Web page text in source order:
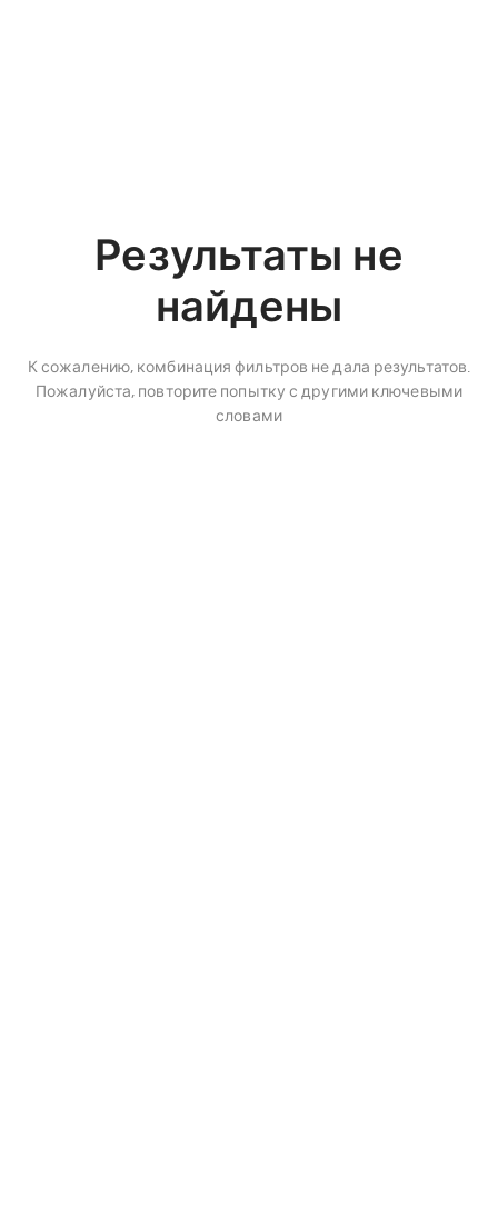
Результаты не
найдены
К сожалению, комбинация фильтров не дала результатов.
Пожалуйста, повторите попытку с другими ключевыми
словами